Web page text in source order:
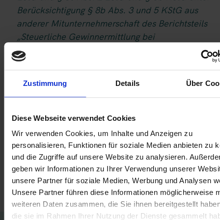
Zustimmung Details Über
Diese Webseite verwendet Cookies
Wir verwenden Cookies, um Inhalte und Anzeigen zu
personalisieren, Funktionen für soziale Medien anbieten zu
und die Zugriffe auf unsere Website zu analysieren.
geben wir Informationen zu Ihrer Verwendung unserer
unsere Partner für soziale Medien, Werbung und Analysen
Unsere Partner führen diese Informationen möglicherweise
weiteren Daten zusammen, die Sie ihnen bereitgestellt
die sie im Rahmen Ihrer Nutzung der Dienste gesammelt
Berücksichtigung § 8b Abs. 3 und 5 KStG aus
anderer Mitunternehmerschaft des Berichtsteils
„Steuerliche Gewinnermittlung bei
Feststellungsverfahren“ werthaltig berichtet, so ist
auch die Position Steuerliche Korrekturen bei
Korrekturen nach § 3 Nr. 40 EStG und § 3c Abs. 2
Abs. 3 und 5 KStG des Berichtsteils „Steuerliche
Gewinnermittlung“ werthaltig anzugeben, und die
für die beiden Positionen berichteten Werte
müssen sich zu 0 summieren.
Relevante Abschnitte im Technischen Leitfaden:
– Tz. B.14.3.2.16.2